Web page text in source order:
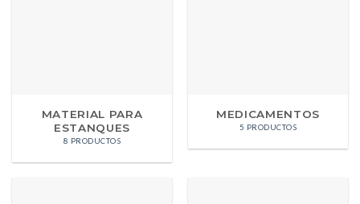
MATERIAL PARA
ESTANQUES
8 PRODUCTOS
MEDICAMENTOS
5 PRODUCTOS